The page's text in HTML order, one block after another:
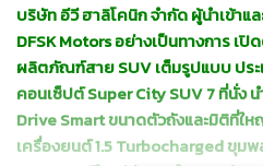
บริษัท อีวี ฮาลิโคนิก จำกัด ผู้นำเข้าแ
DFSK Motors อย่างเป็นทางการ เ
ผลิตภัณฑ์สาย SUV เต็มรูปแบบ ปร
คอนเซ็ปต์ Super City SUV 7 ที่นั่ง
Drive Smart ขนาดตัวถังและมิติที่ใ
เครื่องยนต์ 1.5 Turbocharged ขุม